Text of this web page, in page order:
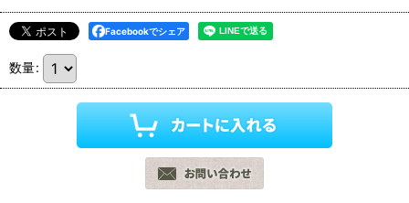
Facebookでシェア
数量: